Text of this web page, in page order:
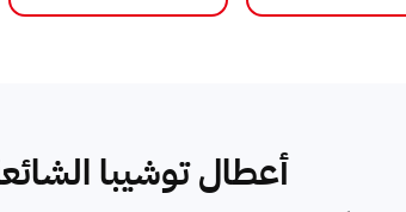
أعطال توشيبا الشائعة في 6 أكتوبر